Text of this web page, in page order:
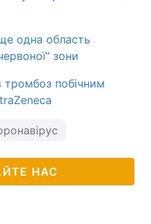
одна область
зони
тромбоз побічним
НАС